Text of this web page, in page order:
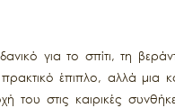
για το σπίτι, τη
έπιπλο, αλλά μια
του στις καιρικές